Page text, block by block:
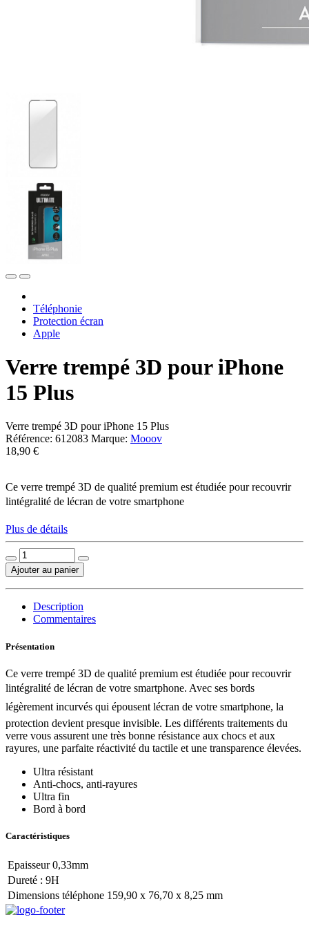
Téléphonie
Protection écran
Apple
Verre trempé 3D pour iPhone
15 Plus
Verre trempé 3D pour iPhone 15 Plus
Référence: 612083 Marque: Mooov
18,90 €
Ce verre trempé 3D de qualité premium est étudiée pour recouvrir
lintégralité de lécran de votre smartphone
Plus de détails
Ajouter au panier
Description
Commentaires
Présentation
Ce verre trempé 3D de qualité premium est étudiée pour recouvrir
lintégralité de lécran de votre smartphone. Avec ses bords
légèrement incurvés qui épousent lécran de votre smartphone, la
protection devient presque invisible. Les différents traitements du
verre vous assurent une très bonne résistance aux chocs et aux
rayures, une parfaite réactivité du tactile et une transparence élevées.
Ultra résistant
Anti-chocs, anti-rayures
Ultra fin
Bord à bord
Caractéristiques
Epaisseur 0,33mm
Dureté : 9H
Dimensions téléphone 159,90 x 76,70 x 8,25 mm